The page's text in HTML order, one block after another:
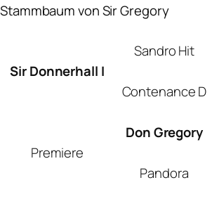
Stammbaum von Sir Gregory
Sir Donnerhall I
Sandro Hit
Contenance D
Premiere
Don Gregory
Pandora